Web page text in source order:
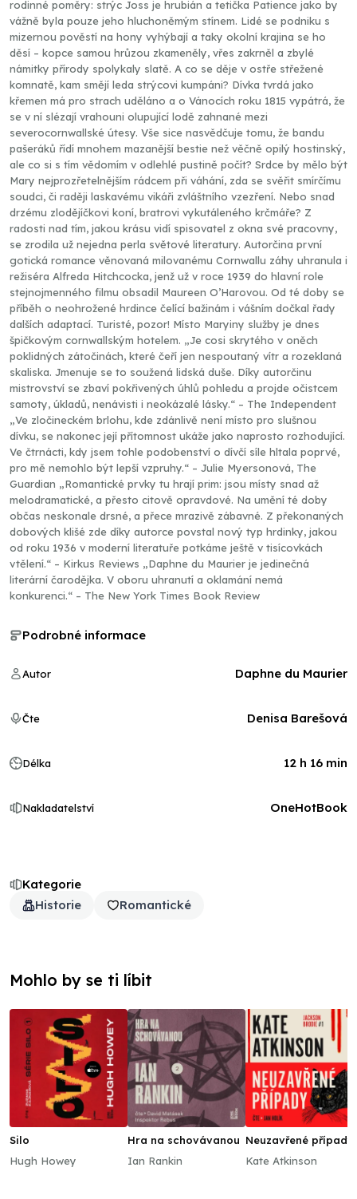
rodinné poměry: strýc Joss je hrubián a tetička Patience jako by
vážně byla pouze jeho hluchoněmým stínem. Lidé se podniku s
mizernou pověstí na hony vyhýbají a taky okolní krajina se ho
děsí – kopce samou hrůzou zkameněly, vřes zakrněl a zbylé
námitky přírody spolykaly slatě. A co se děje v ostře střežené
komnatě, kam smějí leda strýcovi kumpáni? Dívka tvrdá jako
křemen má pro strach uděláno a o Vánocích roku 1815 vypátrá, že
se v ní slézají vrahouni olupující lodě zahnané mezi
severocornwallské útesy. Vše sice nasvědčuje tomu, že bandu
pašeráků řídí mnohem mazanější bestie než věčně opilý hostinský,
ale co si s tím vědomím v odlehlé pustině počít? Srdce by mělo být
Mary nejprozřetelnějším rádcem při váhání, zda se svěřit smírčímu
soudci, či raději laskavému vikáři zvláštního vzezření. Nebo snad
drzému zlodějíčkovi koní, bratrovi vykutáleného krčmáře? Z
radosti nad tím, jakou krásu vidí spisovatel z okna své pracovny,
se zrodila už nejedna perla světové literatury. Autorčina první
gotická romance věnovaná milovanému Cornwallu záhy uhranula i
režiséra Alfreda Hitchcocka, jenž už v roce 1939 do hlavní role
stejnojmenného filmu obsadil Maureen O’Harovou. Od té doby se
příběh o neohrožené hrdince čelící bažinám i vášním dočkal řady
dalších adaptací. Turisté, pozor! Místo Maryiny služby je dnes
špičkovým cornwallským hotelem. „Je cosi skrytého v oněch
poklidných zátočinách, které čeří jen nespoutaný vítr a rozeklaná
skaliska. Jmenuje se to soužená lidská duše. Díky autorčinu
mistrovství se zbaví pokřivených úhlů pohledu a projde očistcem
samoty, úkladů, nenávisti i neokázalé lásky.“ – The Independent
„Ve zločineckém brlohu, kde zdánlivě není místo pro slušnou
dívku, se nakonec její přítomnost ukáže jako naprosto rozhodující.
Ve čtrnácti, kdy jsem tohle podobenství o dívčí síle hltala poprvé,
pro mě nemohlo být lepší vzpruhy.“ – Julie Myersonová, The
Guardian „Romantické prvky tu hrají prim: jsou místy snad až
melodramatické, a přesto citově opravdové. Na umění té doby
občas neskonale drsné, a přece mrazivě zábavné. Z překonaných
dobových klišé zde díky autorce povstal nový typ hrdinky, jakou
od roku 1936 v moderní literatuře potkáme ještě v tisícovkách
vtělení.“ – Kirkus Reviews „Daphne du Maurier je jedinečná
literární čarodějka. V oboru uhranutí a oklamání nemá
konkurenci.“ – The New York Times Book Review
Kategorie
Historie
Romantické
Podrobné informace
Autor Daphne du Maurier
Čte Denisa Barešová
Délka 12 h 16 min
Nakladatelství OneHotBook
Mohlo by se ti líbit
Silo
Hugh Howey
Hra na schovávanou
Ian Rankin
Neuzavřené případy
Kate Atkinson